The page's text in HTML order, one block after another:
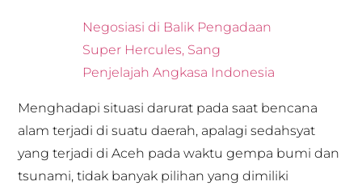
Negosiasi di Balik Pengadaan
Super Hercules, Sang
Penjelajah Angkasa Indonesia
Menghadapi situasi darurat pada saat bencana
alam terjadi di suatu daerah, apalagi sedahsyat
yang terjadi di Aceh pada waktu gempa bumi dan
tsunami, tidak banyak pilihan yang dimiliki